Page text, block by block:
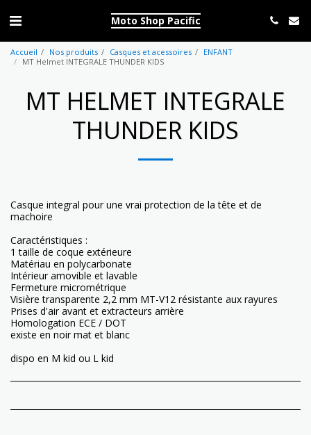
Moto Shop Pacific
Accueil Nos produits Casques et acessoires
ENFANT
MT Helmet INTEGRALE THUNDER KIDS
MT HELMET INTEGRALE
THUNDER KIDS
Casque integral pour une vrai protection de la tête et de
machoire
Caractéristiques :
1 taille de coque extérieure
Matériau en polycarbonate
Intérieur amovible et lavable
Fermeture micrométrique
Visière transparente 2,2 mm MT-V12 résistante aux rayures
Prises d'air avant et extracteurs arrière
Homologation ECE / DOT
existe en noir mat et blanc
dispo en M kid ou L kid